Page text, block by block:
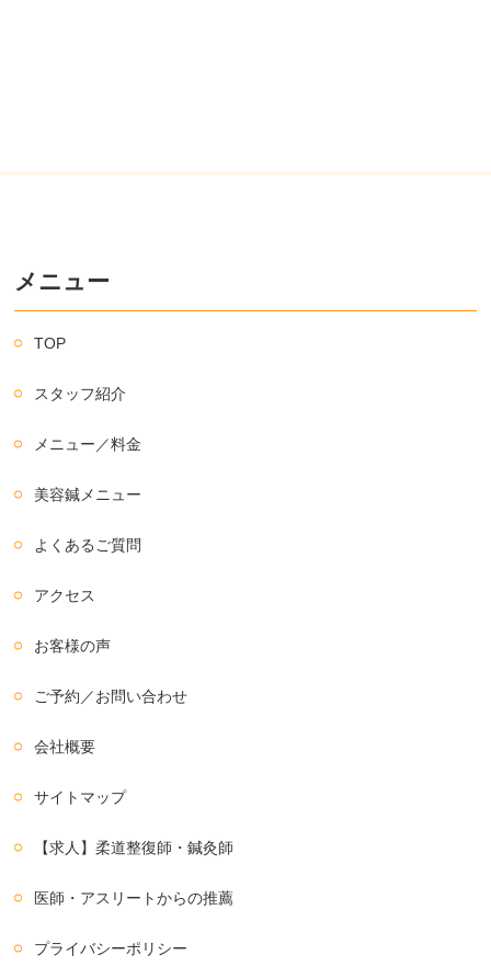
メニュー
TOP
スタッフ紹介
メニュー／料金
美容鍼メニュー
よくあるご質問
アクセス
お客様の声
ご予約／お問い合わせ
会社概要
サイトマップ
【求人】柔道整復師・鍼灸師
医師・アスリートからの推薦
プライバシーポリシー